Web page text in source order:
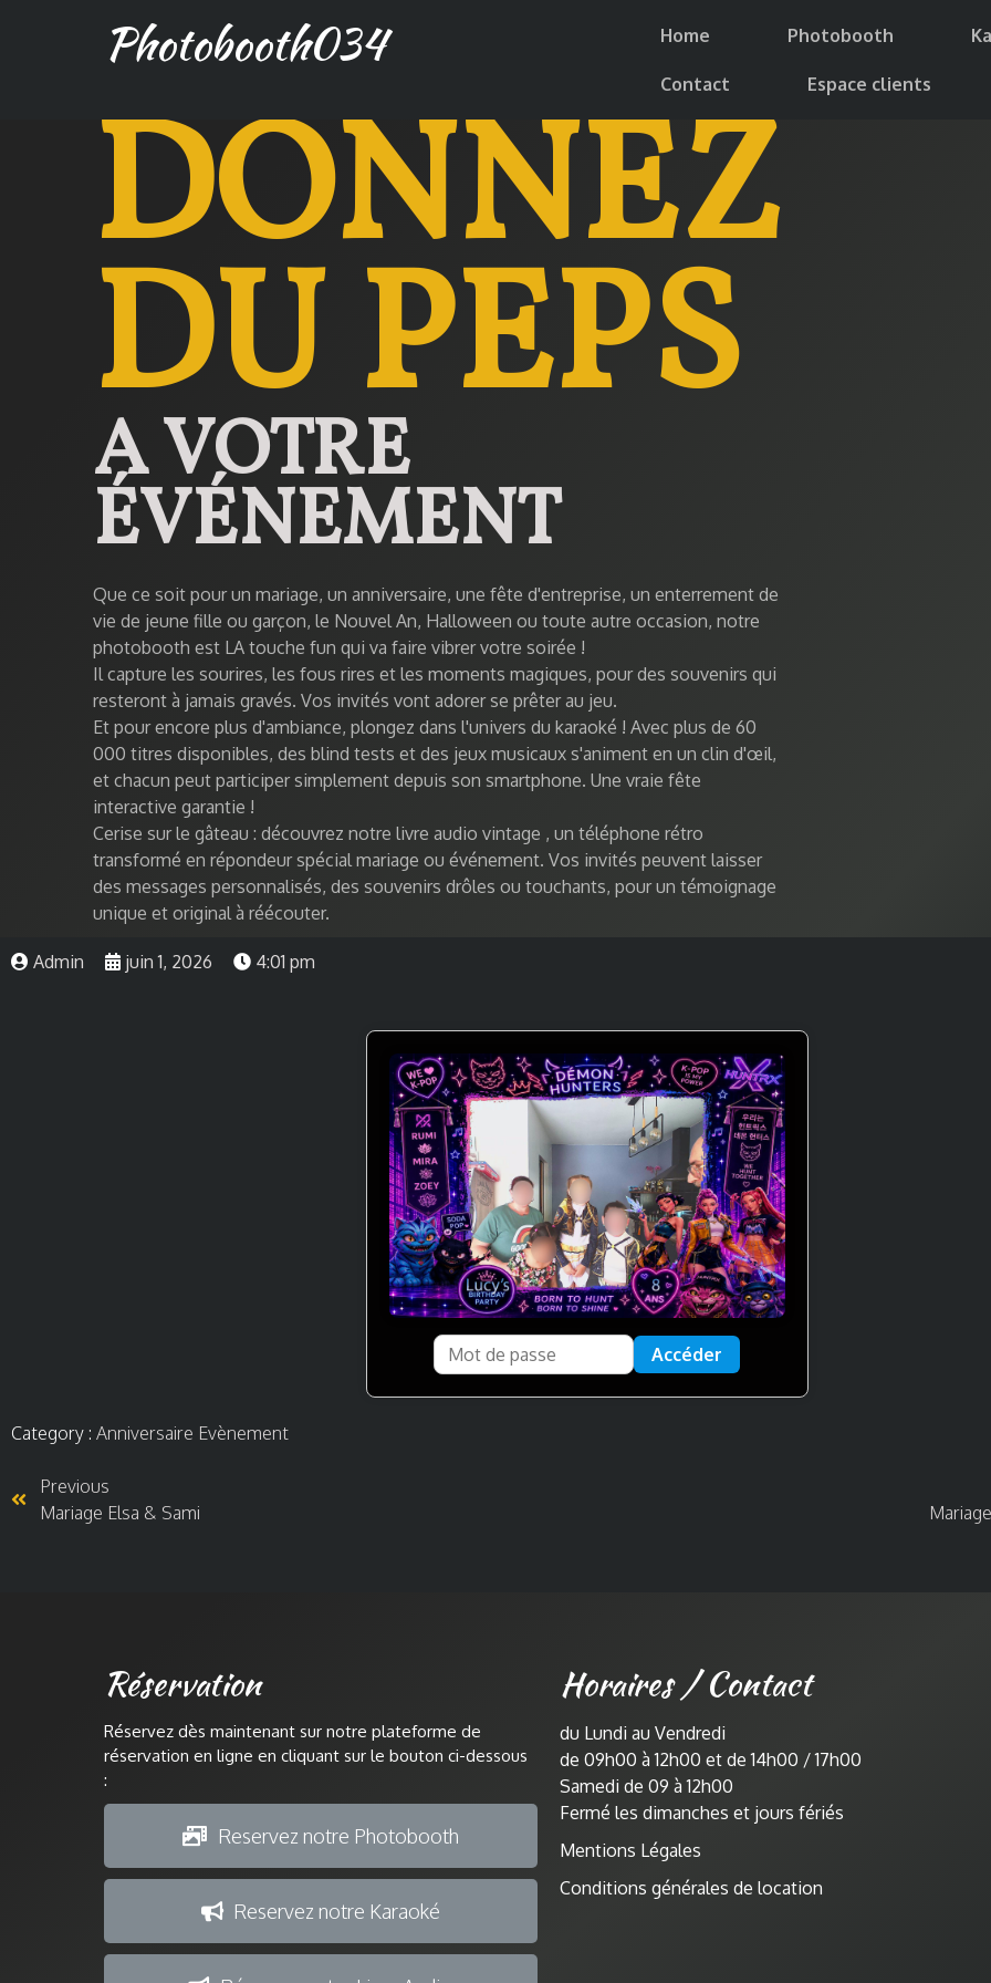
Photobooth034 Home Photobooth
Contact Espace clients
DONNEZ
DU PEPS
A VOTRE
ÉVÉNEMENT
Que ce soit pour un mariage, un anniversaire, une fête d'entreprise, un enterrement de
vie de jeune fille ou garçon, le Nouvel An, Halloween ou toute autre occasion, notre
photobooth est LA touche fun qui va faire vibrer votre soirée !
Il capture les sourires, les fous rires et les moments magiques, pour des souvenirs qui
resteront à jamais gravés. Vos invités vont adorer se prêter au jeu.
Et pour encore plus d'ambiance, plongez dans l'univers du karaoké ! Avec plus de 60
000 titres disponibles, des blind tests et des jeux musicaux s'animent en un clin d'œil,
et chacun peut participer simplement depuis son smartphone. Une vraie fête
interactive garantie !
Cerise sur le gâteau : découvrez notre livre audio vintage , un téléphone rétro
transformé en répondeur spécial mariage ou événement. Vos invités peuvent laisser
des messages personnalisés, des souvenirs drôles ou touchants, pour un témoignage
unique et original à réécouter.
Admin juin 1, 2026 4:01 pm
Accéder
Category : Anniversaire Evènement
Previous
Mariage Elsa & Sami
Réservation
Réservez dès maintenant sur notre plateforme de
réservation en ligne en cliquant sur le bouton ci-dessous
:
Reservez notre Photobooth
Reservez notre Karaoké
Horaires / Contact
du Lundi au Vendredi
de 09h00 à 12h00 et de 14h00 / 17h00
Samedi de 09 à 12h00
Fermé les dimanches et jours fériés
Mentions Légales
Conditions générales de location